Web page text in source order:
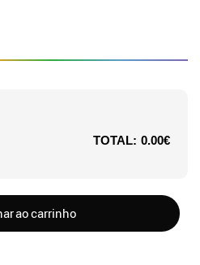
TOTAL: 0.00€
ao carrinho